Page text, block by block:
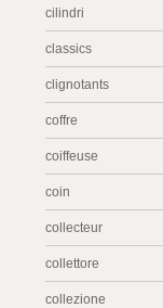
cilindri
classics
clignotants
coffre
coiffeuse
coin
collecteur
collettore
collezione